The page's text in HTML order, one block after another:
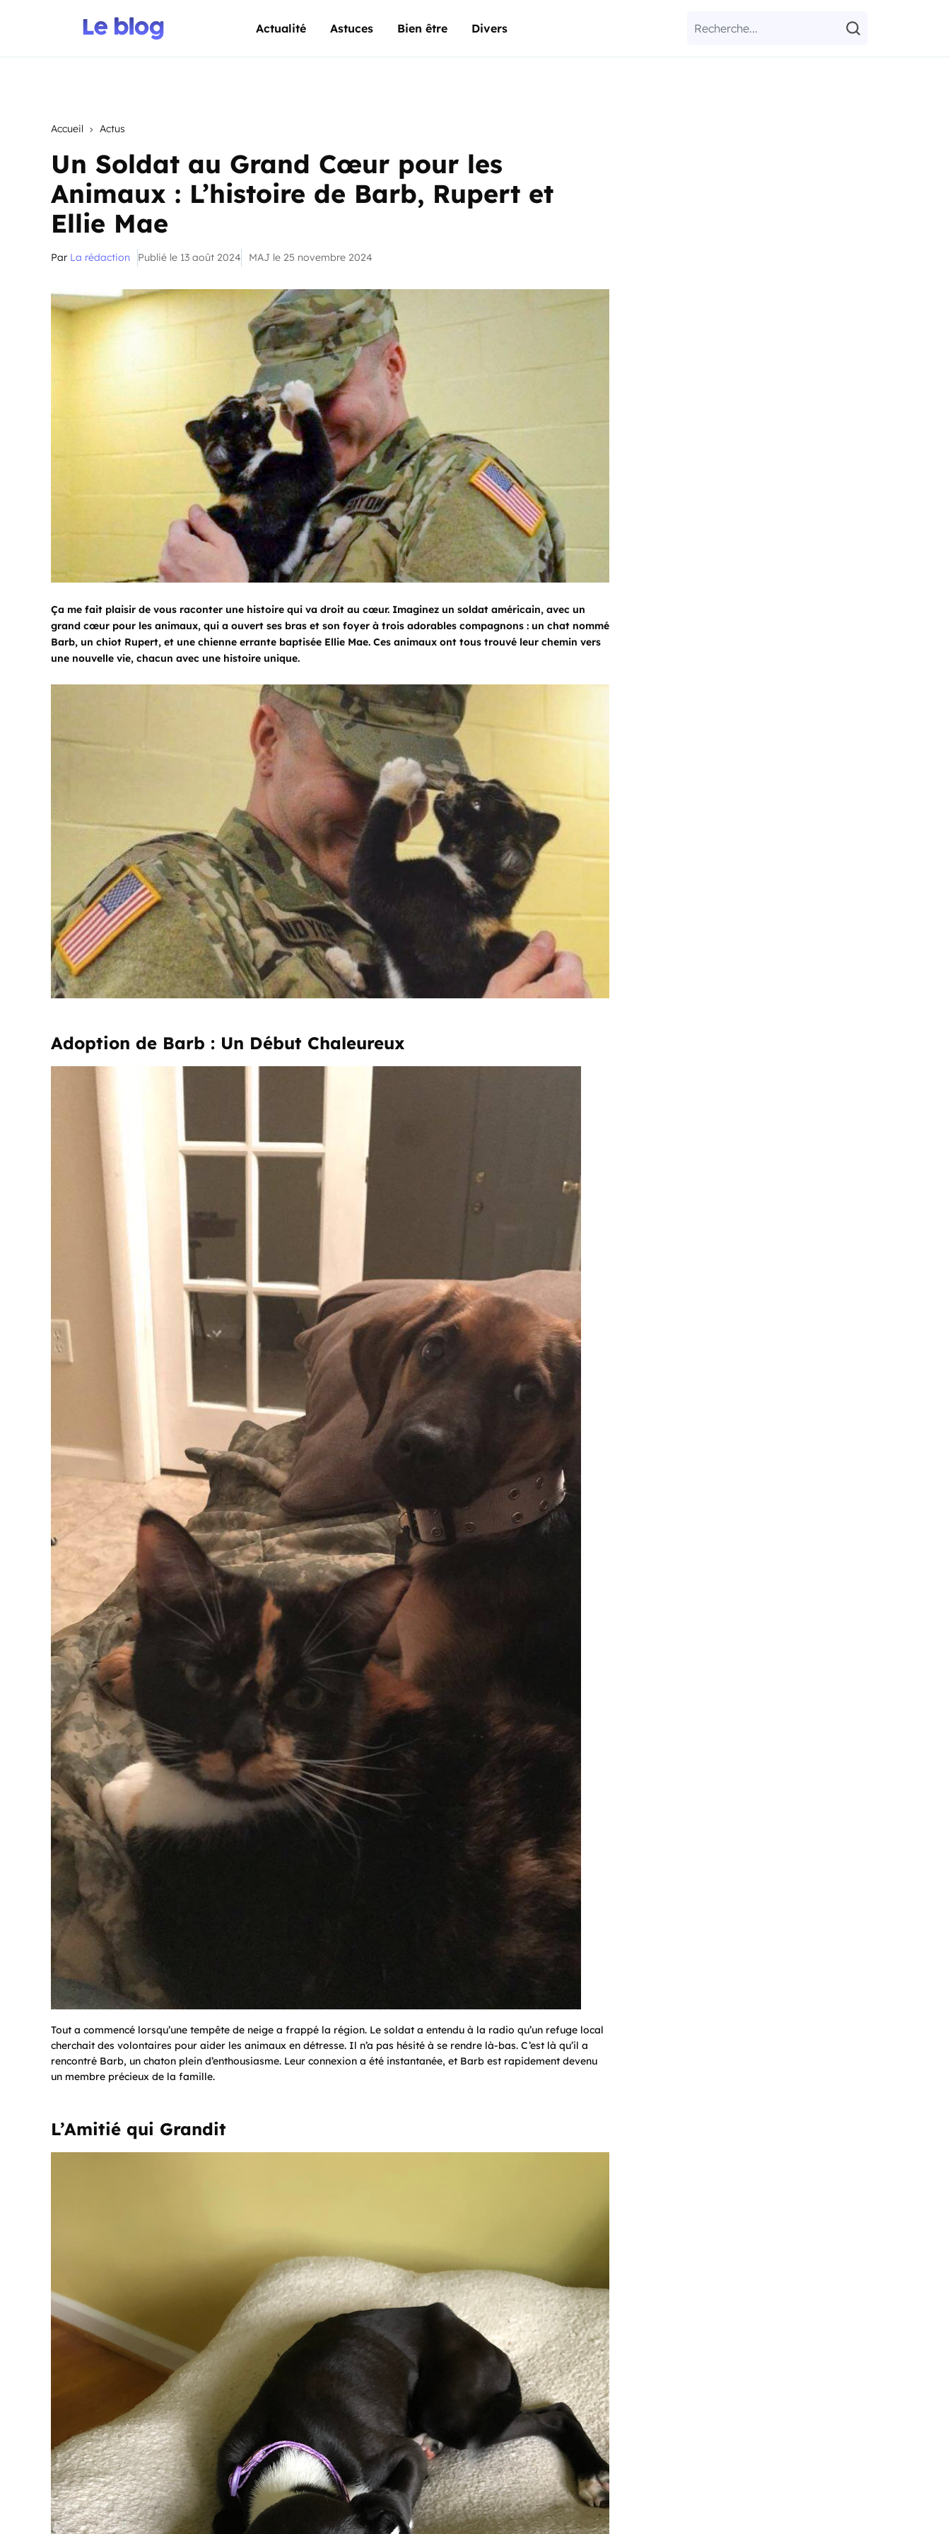
Actualité Astuces Bien être Divers
Accueil Actus
Un Soldat au Grand Cœur pour les
Animaux : L’histoire de Barb, Rupert et
Ellie Mae
Par La rédaction Publié le 13 août 2024 MAJ le 25 novembre 2024
Ça me fait plaisir de vous raconter une histoire qui va droit au cœur. Imaginez un soldat américain, avec un
grand cœur pour les animaux, qui a ouvert ses bras et son foyer à trois adorables compagnons : un chat nommé
Barb, un chiot Rupert, et une chienne errante baptisée Ellie Mae. Ces animaux ont tous trouvé leur chemin vers
une nouvelle vie, chacun avec une histoire unique.
Adoption de Barb : Un Début Chaleureux
Tout a commencé lorsqu’une tempête de neige a frappé la région. Le soldat a entendu à la radio qu’un refuge local
cherchait des volontaires pour aider les animaux en détresse. Il n’a pas hésité à se rendre là-bas. C’est là qu’il a
rencontré Barb, un chaton plein d’enthousiasme. Leur connexion a été instantanée, et Barb est rapidement devenu
un membre précieux de la famille.
L’Amitié qui Grandit